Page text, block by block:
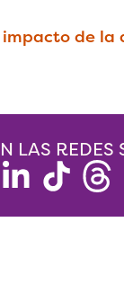
impacto de la
LAS REDES